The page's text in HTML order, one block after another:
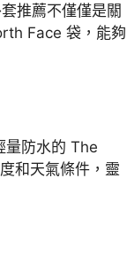
推薦不僅僅是關
Face 袋，能夠
量防水的 The
和天氣條件，靈